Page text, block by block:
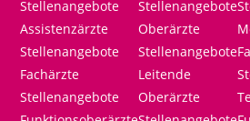
Stellenangebote
Assistenzärzte
Stellenangebote
Fachärzte
Stellenangebote
Stellenangebote
Oberärzte
Stellenangebote
Leitende
Oberärzte